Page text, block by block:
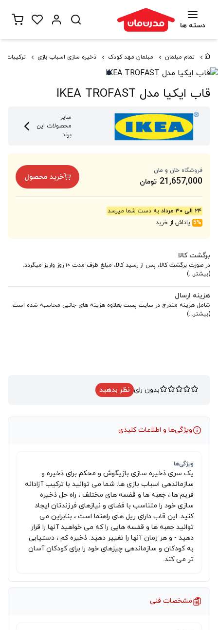
دسته ها
تمام مبلمان مبلمان مهد کودک ذخیره سازی اسباب بازی ترکیبات TROFAST
قاب ایکیا مدل IKEA TROFAST
سایر
محصولات این
برند
فروشگاه خان و مان
21,657,000 تومان خرید محصول
۲۴ الی ۳۰ مرداد
به دست شما میرسد
5% پاداش از خرید
برگشت کالا
در صورت برگشت کالا، پس از رسید کالا، مبلغ ظرف مدت ۱۰ روز واریز میگردد.
(بیشتر...)
هزینه ارسال
شامل هزینه مندرج در سایت پست بعلاوه هزینه های جانبی محاسبه شده است.
(بیشتر...)
بدون رای نظر بدهید
ویژگی‌ها و اطلاعات کلیدی
ویژگی‌ها
یک سری ذخیره سازی بازیگوش و محکم برای ذخیره و
سازماندهی اسباب بازی ها. شما می توانید با ترکیب آزادانه
فریم ها ، جعبه ها و قفسه های مختلف ، راه حل ذخیره
سازی خود را متناسب با فضای و نیازهای فرزندتان ایجاد
کنید. این قاب دارای ریل های راهنما است ، بنابراین می
توانید جعبه ها و قفسه هایی را که می خواهید آنها را قرار
دهید - و هر زمان آنها را تغییر دهید. ذخیره کم ، دستیابی
به کودکان و سازماندهی چیزهای خود را برای کودکان آسان
تر می کند.
مشخصات فنی